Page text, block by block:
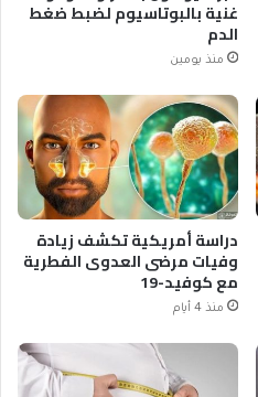
غنية بالبوتاسيوم لضبط ضغط
الدم
منذ يومين
دراسة أمريكية تكشف زيادة
وفيات مرضى العدوى الفطرية
مع كوفيد-19
منذ 4 أيام